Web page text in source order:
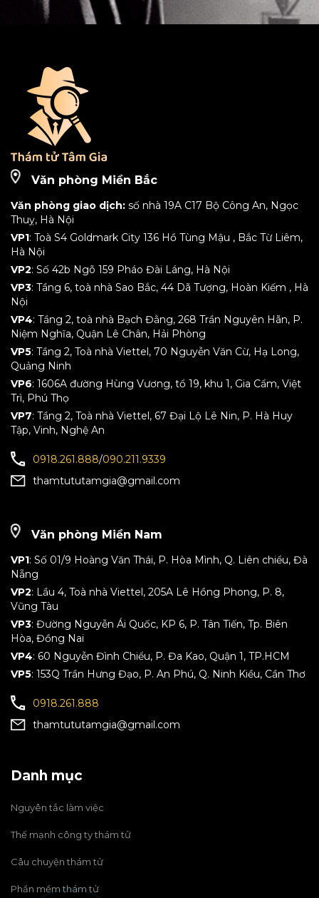
Văn phòng Miền Bắc
Văn phòng giao dịch: số nhà 19A C17 Bộ Công An, Ngọc
Thuỵ, Hà Nội
VP1: Toà S4 Goldmark City 136 Hồ Tùng Mậu , Bắc Từ Liêm,
Hà Nội
VP2: Số 42b Ngõ 159 Pháo Đài Láng, Hà Nội
VP3: Tầng 6, toà nhà Sao Bắc, 44 Dã Tượng, Hoàn Kiếm , Hà
Nội
VP4: Tầng 2, toà nhà Bạch Đằng, 268 Trần Nguyên Hãn, P.
Niệm Nghĩa, Quận Lê Chân, Hải Phòng
VP5: Tầng 2, Toà nhà Viettel, 70 Nguyễn Văn Cừ, Hạ Long,
Quảng Ninh
VP6: 1606A đường Hùng Vương, tổ 19, khu 1, Gia Cẩm, Việt
Trì, Phú Thọ
VP7: Tầng 2, Toà nhà Viettel, 67 Đại Lộ Lê Nin, P. Hà Huy
Tập, Vinh, Nghệ An
0918.261.888/090.211.9339
thamtututamgia@gmail.com
Văn phòng Miền Nam
VP1: Số 01/9 Hoàng Văn Thái, P. Hòa Mình, Q. Liên chiểu, Đà
Nẵng
VP2: Lầu 4, Toà nhà Viettel, 205A Lê Hồng Phong, P. 8,
Vũng Tàu
VP3: Đường Nguyễn Ái Quốc, KP 6, P. Tân Tiến, Tp. Biên
Hòa, Đồng Nai
VP4: 60 Nguyễn Đình Chiểu, P. Đa Kao, Quận 1, TP.HCM
VP5: 153Q Trần Hưng Đạo, P. An Phú, Q. Ninh Kiều, Cần Thơ
0918.261.888
thamtututamgia@gmail.com
Danh mục
Nguyên tắc làm việc
Thế mạnh công ty thám tử
Câu chuyện thám tử
Phần mềm thám tử